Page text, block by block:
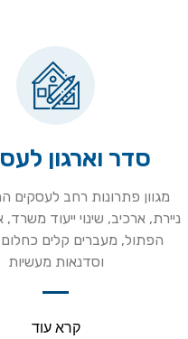
סדר וארגון
מגוון פתרונות רחב לעסקים
ניירת, ארכיב, שינוי ייעוד
הפתול, מעברים קלים
וסדנאות מעשיות
קרא עוד